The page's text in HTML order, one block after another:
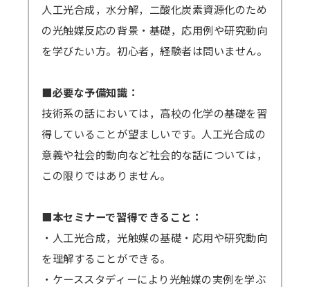
人工光合成，水分解，二酸化炭素資源化のため
の光触媒反応の背景・基礎，応用例や研究動向
を学びたい方。初心者，経験者は問いません。
■必要な予備知識：
技術系の話においては，高校の化学の基礎を習
得していることが望ましいです。人工光合成の
意義や社会的動向など社会的な話については，
この限りではありません。
■本セミナーで習得できること：
・人工光合成，光触媒の基礎・応用や研究動向
を理解することができる。
・ケーススタディーにより光触媒の実例を学ぶ